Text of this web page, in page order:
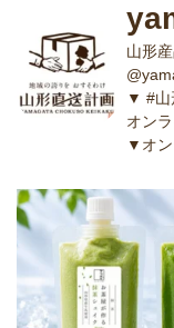
山形
▼ #山
オン
▼オン